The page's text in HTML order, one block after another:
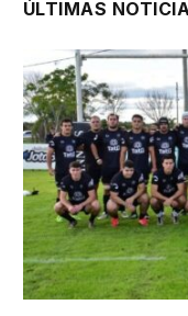
ÚLTIMAS